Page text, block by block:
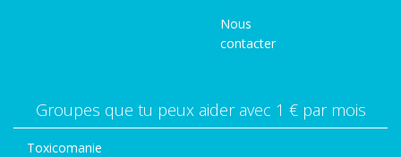
Nous
contacter
Groupes que tu peux aider avec 1 € par mois
Toxicomanie